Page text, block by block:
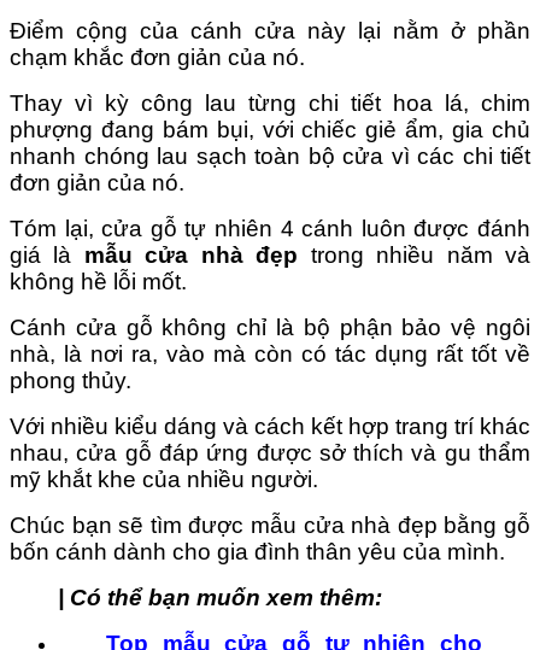
Điểm cộng của cánh cửa này lại nằm ở phần
chạm khắc đơn giản của nó.
Thay vì kỳ công lau từng chi tiết hoa lá, chim
phượng đang bám bụi, với chiếc giẻ ẩm, gia chủ
nhanh chóng lau sạch toàn bộ cửa vì các chi tiết
đơn giản của nó.
Tóm lại, cửa gỗ tự nhiên 4 cánh luôn được đánh
giá là mẫu cửa nhà đẹp trong nhiều năm và
không hề lỗi mốt.
Cánh cửa gỗ không chỉ là bộ phận bảo vệ ngôi
nhà, là nơi ra, vào mà còn có tác dụng rất tốt về
phong thủy.
Với nhiều kiểu dáng và cách kết hợp trang trí khác
nhau, cửa gỗ đáp ứng được sở thích và gu thẩm
mỹ khắt khe của nhiều người.
Chúc bạn sẽ tìm được mẫu cửa nhà đẹp bằng gỗ
bốn cánh dành cho gia đình thân yêu của mình.
| Có thể bạn muốn xem thêm:
Top mẫu cửa gỗ tự nhiên cho